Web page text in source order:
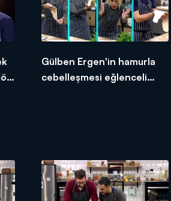
Gülben Ergen'in hamurla
cebelleşmesi eğlenceli